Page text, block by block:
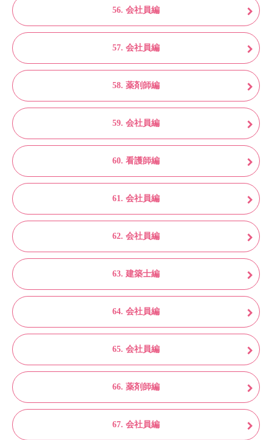
56. 会社員編
57. 会社員編
58. 薬剤師編
59. 会社員編
60. 看護師編
61. 会社員編
62. 会社員編
63. 建築士編
64. 会社員編
65. 会社員編
66. 薬剤師編
67. 会社員編